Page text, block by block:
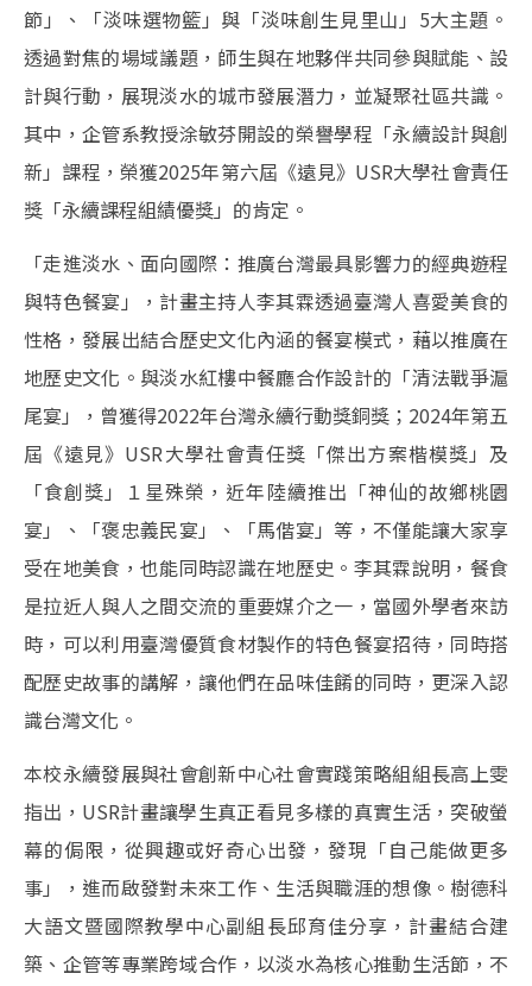
節」、「淡味選物籃」與「淡味創生見里山」5大主題。
透過對焦的場域議題，師生與在地夥伴共同參與賦能、設
計與行動，展現淡水的城市發展潛力，並凝聚社區共識。
其中，企管系教授涂敏芬開設的榮譽學程「永續設計與創
新」課程，榮獲2025年第六屆《遠見》USR大學社會責任
獎「永續課程組績優獎」的肯定。
「走進淡水、面向國際：推廣台灣最具影響力的經典遊程
與特色餐宴」，計畫主持人李其霖透過臺灣人喜愛美食的
性格，發展出結合歷史文化內涵的餐宴模式，藉以推廣在
地歷史文化。與淡水紅樓中餐廳合作設計的「清法戰爭滬
尾宴」，曾獲得2022年台灣永續行動獎銅獎；2024年第五
屆《遠見》USR大學社會責任獎「傑出方案楷模獎」及
「食創獎」１星殊榮，近年陸續推出「神仙的故鄉桃園
宴」、「褒忠義民宴」、「馬偕宴」等，不僅能讓大家享
受在地美食，也能同時認識在地歷史。李其霖說明，餐食
是拉近人與人之間交流的重要媒介之一，當國外學者來訪
時，可以利用臺灣優質食材製作的特色餐宴招待，同時搭
配歷史故事的講解，讓他們在品味佳餚的同時，更深入認
識台灣文化。
本校永續發展與社會創新中心社會實踐策略組組長高上雯
指出，USR計畫讓學生真正看見多樣的真實生活，突破螢
幕的侷限，從興趣或好奇心出發，發現「自己能做更多
事」，進而啟發對未來工作、生活與職涯的想像。樹德科
大語文暨國際教學中心副組長邱育佳分享，計畫結合建
築、企管等專業跨域合作，以淡水為核心推動生活節，不